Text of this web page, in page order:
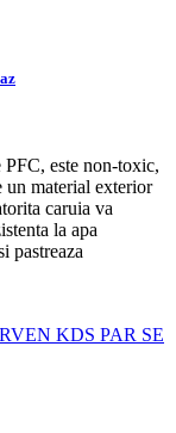
este non-toxic,
un material exterior
caruia va
la apa
pastreaza